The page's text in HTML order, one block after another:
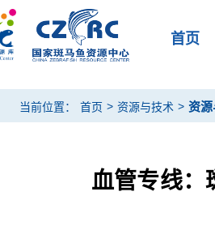
首页
当前位置： 首页 > 资源与技术 > 资
血管专线